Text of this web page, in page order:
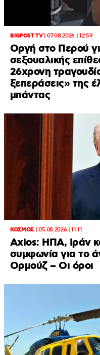
BIGPOST TV|07.08.2026 | 12:59
Οργή στο Περού
σεξουαλικής
26χρονη
ξεπεράσεις» της
μπάντας
ΚΟΣΜΟΣ| 05.08.2026 | 11:11
Axios: ΗΠΑ, Ιράν
συμφωνία για το
Ορμούζ – Οι όροι